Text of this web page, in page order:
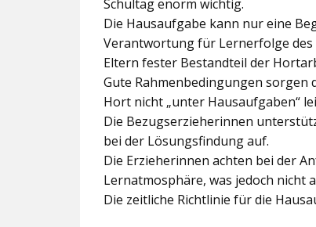
Schultag enorm wichtig.
Die Hausaufgabe kann nur eine
Verantwortung für Lernerfolge des
Eltern fester Bestandteil der
Gute Rahmenbedingungen sorgen
Hort nicht „unter Hausaufgaben“
Die Bezugserzieherinnen
bei der Lösungsfindung auf.
Die Erzieherinnen achten bei der
Lernatmosphäre, was jedoch nicht
Die zeitliche Richtlinie für die